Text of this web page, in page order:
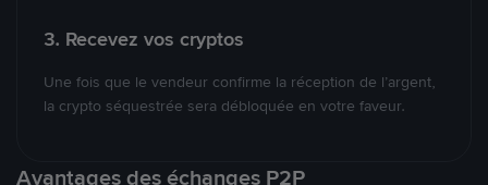
3. Recevez vos cryptos
Une fois que le vendeur confirme la réception de l’argent,
la crypto séquestrée sera débloquée en votre faveur.
Avantages des échanges P2P